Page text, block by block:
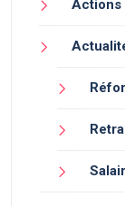
Actions